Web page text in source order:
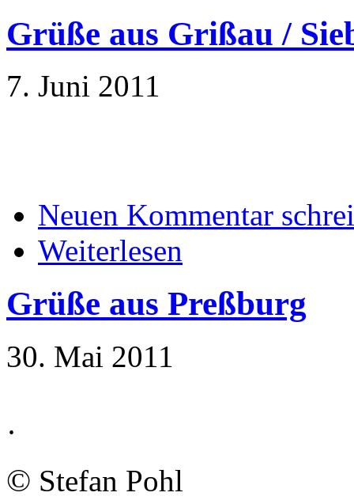
Grüße aus Grißau /
7. Juni 2011
Neuen Kommentar
Weiterlesen
Grüße aus Preßburg
30. Mai 2011
·
© Stefan Pohl